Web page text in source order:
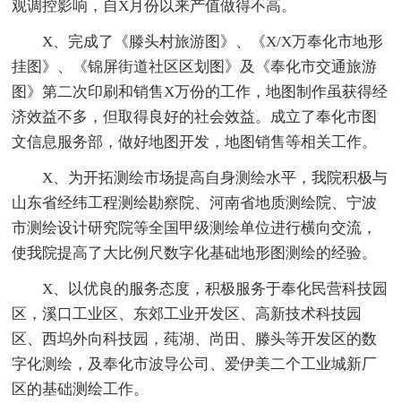
观调控影响，自X月份以来产值做得不高。
X、完成了《滕头村旅游图》、《X/X万奉化市地形
挂图》、《锦屏街道社区区划图》及《奉化市交通旅游
图》第二次印刷和销售X万份的工作，地图制作虽获得经
济效益不多，但取得良好的社会效益。成立了奉化市图
文信息服务部，做好地图开发，地图销售等相关工作。
X、为开拓测绘市场提高自身测绘水平，我院积极与
山东省经纬工程测绘勘察院、河南省地质测绘院、宁波
市测绘设计研究院等全国甲级测绘单位进行横向交流，
使我院提高了大比例尺数字化基础地形图测绘的经验。
X、以优良的服务态度，积极服务于奉化民营科技园
区，溪口工业区、东郊工业开发区、高新技术科技园
区、西坞外向科技园，莼湖、尚田、滕头等开发区的数
字化测绘，及奉化市波导公司、爱伊美二个工业城新厂
区的基础测绘工作。